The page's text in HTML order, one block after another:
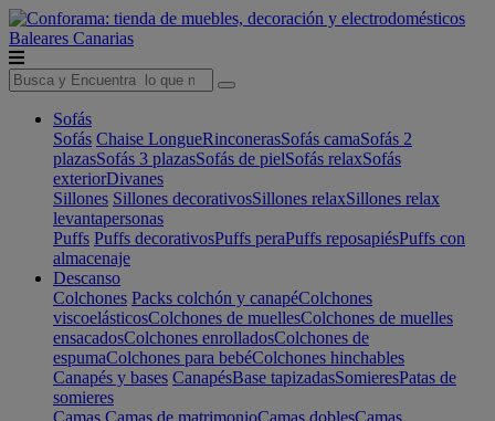
Baleares Canarias
Sofás
Sofás Chaise LongueRinconerasSofás camaSofás 2
plazasSofás 3 plazasSofás de pielSofás relaxSofás
exteriorDivanes
Sillones Sillones decorativosSillones relaxSillones relax
levantapersonas
Puffs Puffs decorativosPuffs peraPuffs reposapiésPuffs con
almacenaje
Descanso
Colchones Packs colchón y canapéColchones
viscoelásticosColchones de muellesColchones de muelles
ensacadosColchones enrolladosColchones de
espumaColchones para bebéColchones hinchables
Canapés y bases CanapésBase tapizadasSomieresPatas de
somieres
Camas Camas de matrimonioCamas doblesCamas